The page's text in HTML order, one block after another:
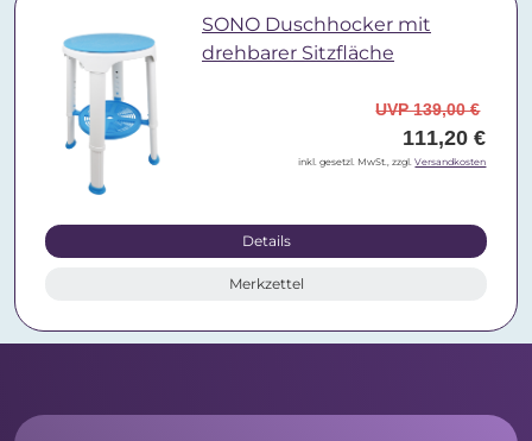
SONO Duschhocker mit
drehbarer Sitzfläche
UVP 139,00 €
111,20 €
inkl. gesetzl. MwSt., zzgl.Versandkosten
Details
Merkzettel